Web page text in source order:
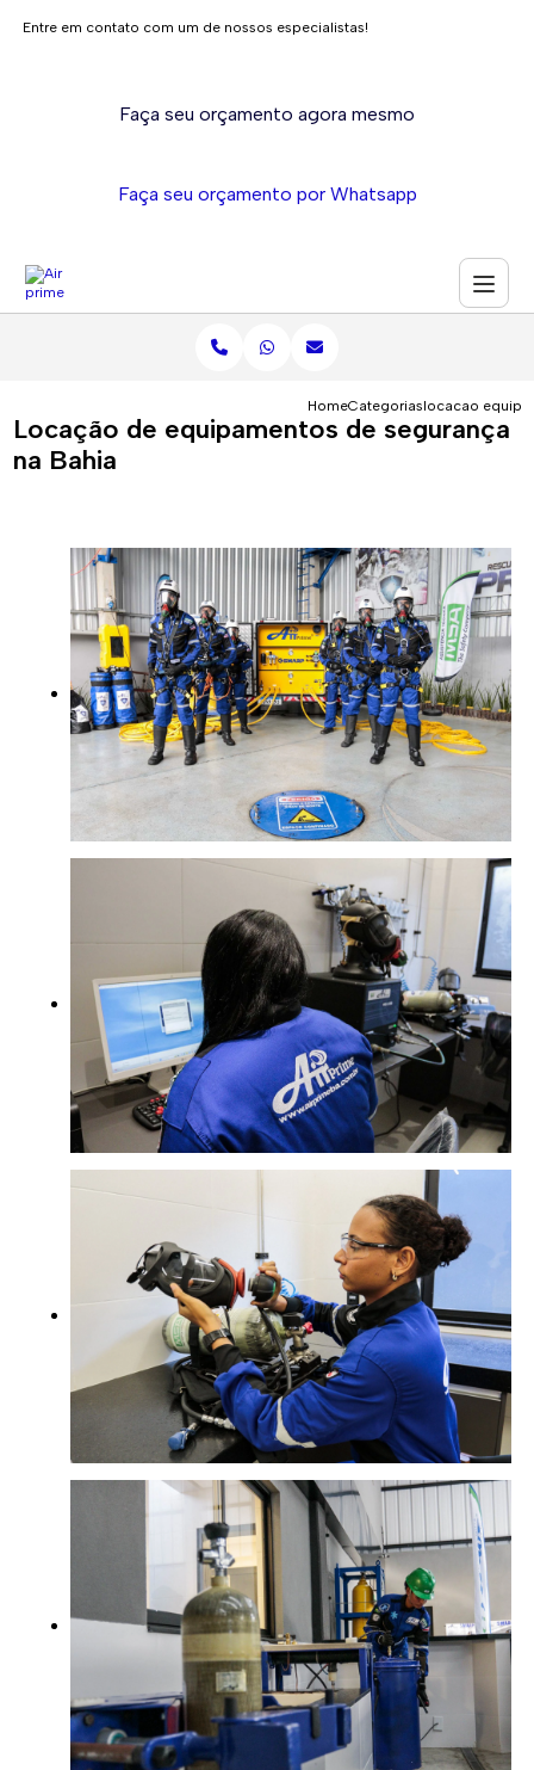
Entre em contato com um de nossos especialistas!
Faça seu orçamento agora mesmo
Faça seu orçamento por Whatsapp
HomeCategoriaslocacao
Locação de equipamentos de segurança
na Bahia